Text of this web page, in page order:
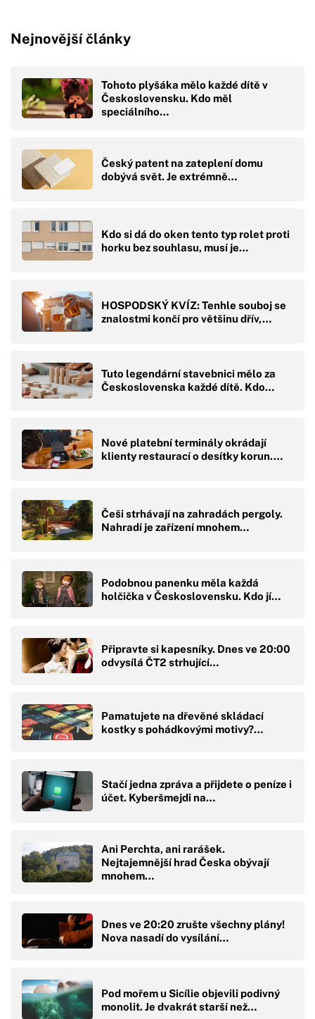
Nejnovější články
Tohoto plyšáka mělo každé dítě v
Československu. Kdo měl
speciálního…
Český patent na zateplení domu
dobývá svět. Je extrémně…
Kdo si dá do oken tento typ rolet proti
horku bez souhlasu, musí je…
HOSPODSKÝ KVÍZ: Tenhle souboj se
znalostmi končí pro většinu dřív,…
Tuto legendární stavebnici mělo za
Československa každé dítě. Kdo…
Nové platební terminály okrádají
klienty restaurací o desítky korun.…
Češi strhávají na zahradách pergoly.
Nahradí je zařízení mnohem…
Podobnou panenku měla každá
holčička v Československu. Kdo jí…
Připravte si kapesníky. Dnes ve 20:00
odvysílá ČT2 strhující…
Pamatujete na dřevěné skládací
kostky s pohádkovými motivy?…
Stačí jedna zpráva a přijdete o peníze i
účet. Kyberšmejdi na…
Ani Perchta, ani rarášek.
Nejtajemnější hrad Česka obývají
mnohem…
Dnes ve 20:20 zrušte všechny plány!
Nova nasadí do vysílání…
Pod mořem u Sicílie objevili podivný
monolit. Je dvakrát starší než…